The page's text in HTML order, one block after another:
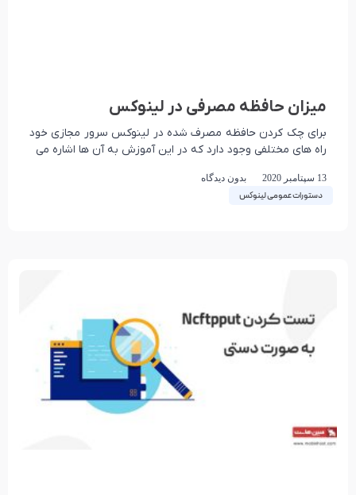
دستورات عمومی لینوکس
میزان حافظه مصرفی در لینوکس
برای چک کردن حافظه مصرف شده در لینوکس سرور مجازی خود
راه های مختلفی وجود دارد که در این آموزش به آن ها اشاره می
13 سپتامبر 2020 بدون دیدگاه